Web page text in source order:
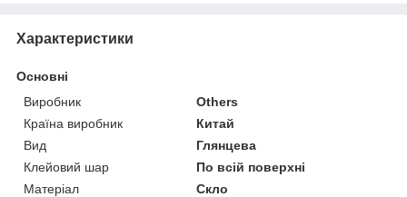
Характеристики
Основні
Виробник
Others
Країна виробник
Китай
Вид
Глянцева
Клейовий шар
По всій поверхні
Матеріал
Скло